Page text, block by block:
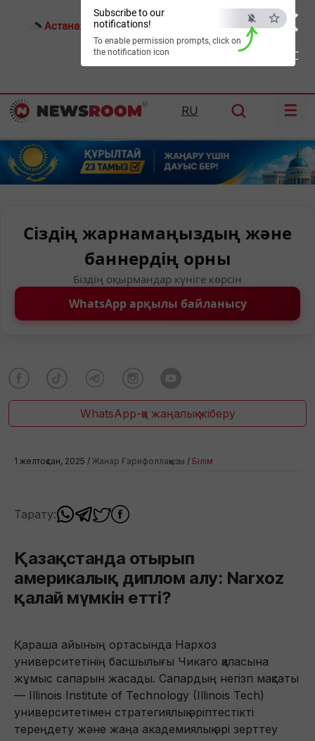
×
ESC
Subscribe to our
notifications!
To enable permission prompts, click on
the notification icon
Астана: 23°C Алматы: Шымкент:32°C
RU ☰
Сіздің жарнамаңыздың және
баннердің орны
Біздің оқырмандар күніге көрсін
WhatsApp арқылы байланысу
WhatsApp-қа жаңалық жіберу
1 желтоқсан, 2025 / Жанар Ғарифоллақызы / Білім
Тарату:
Қазақстанда отырып
америкалық диплом алу: Narxoz
қалай мүмкін етті?
Қараша айының ортасында Нархоз
университетінің басшылығы Чикаго қаласына
жұмыс сапарын жасады. Сапардың негізгі мақсаты
— Illinois Institute of Technology (Illinois Tech)
университетімен стратегиялық әріптестікті
тереңдету және жаңа академиялық әрі зерттеу